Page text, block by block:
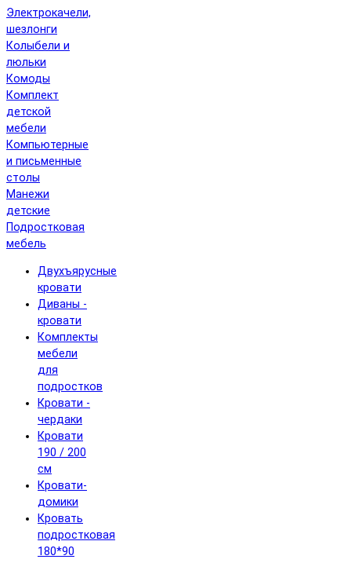
Электрокачели,
шезлонги
Колыбели и
люльки
Комоды
Комплект
детской
мебели
Компьютерные
и письменные
столы
Манежи
детские
Подростковая
мебель
Двухъярусные
кровати
Диваны -
кровати
Комплекты
мебели
для
подростков
Кровати -
чердаки
Кровати
190 / 200
см
Кровати-
домики
Кровать
подростковая
180*90